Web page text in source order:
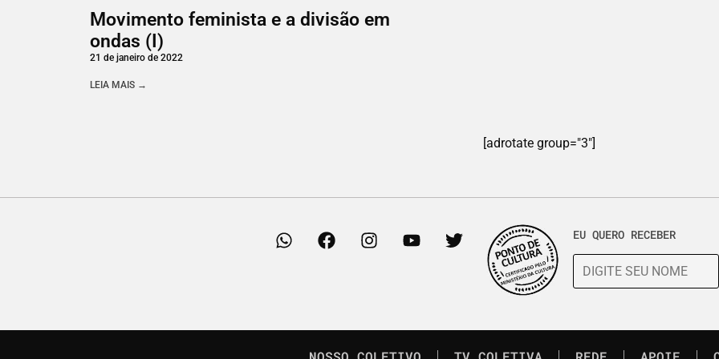
Movimento feminista e a divisão em
ondas (I)
21 de janeiro de 2022
LEIA MAIS →
[adrotate group="3"]
EU QUERO RECEBER